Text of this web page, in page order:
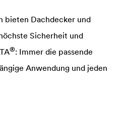
bieten Dachdecker und
Sicherheit und
®: Immer die passende
Anwendung und jeden